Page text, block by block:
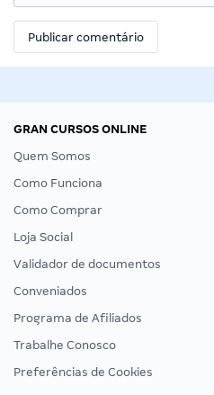
GRAN CURSOS ONLINE
Quem Somos
Como Funciona
Como Comprar
Loja Social
Validador de documentos
Conveniados
Programa de Afiliados
Trabalhe Conosco
Preferências de Cookies